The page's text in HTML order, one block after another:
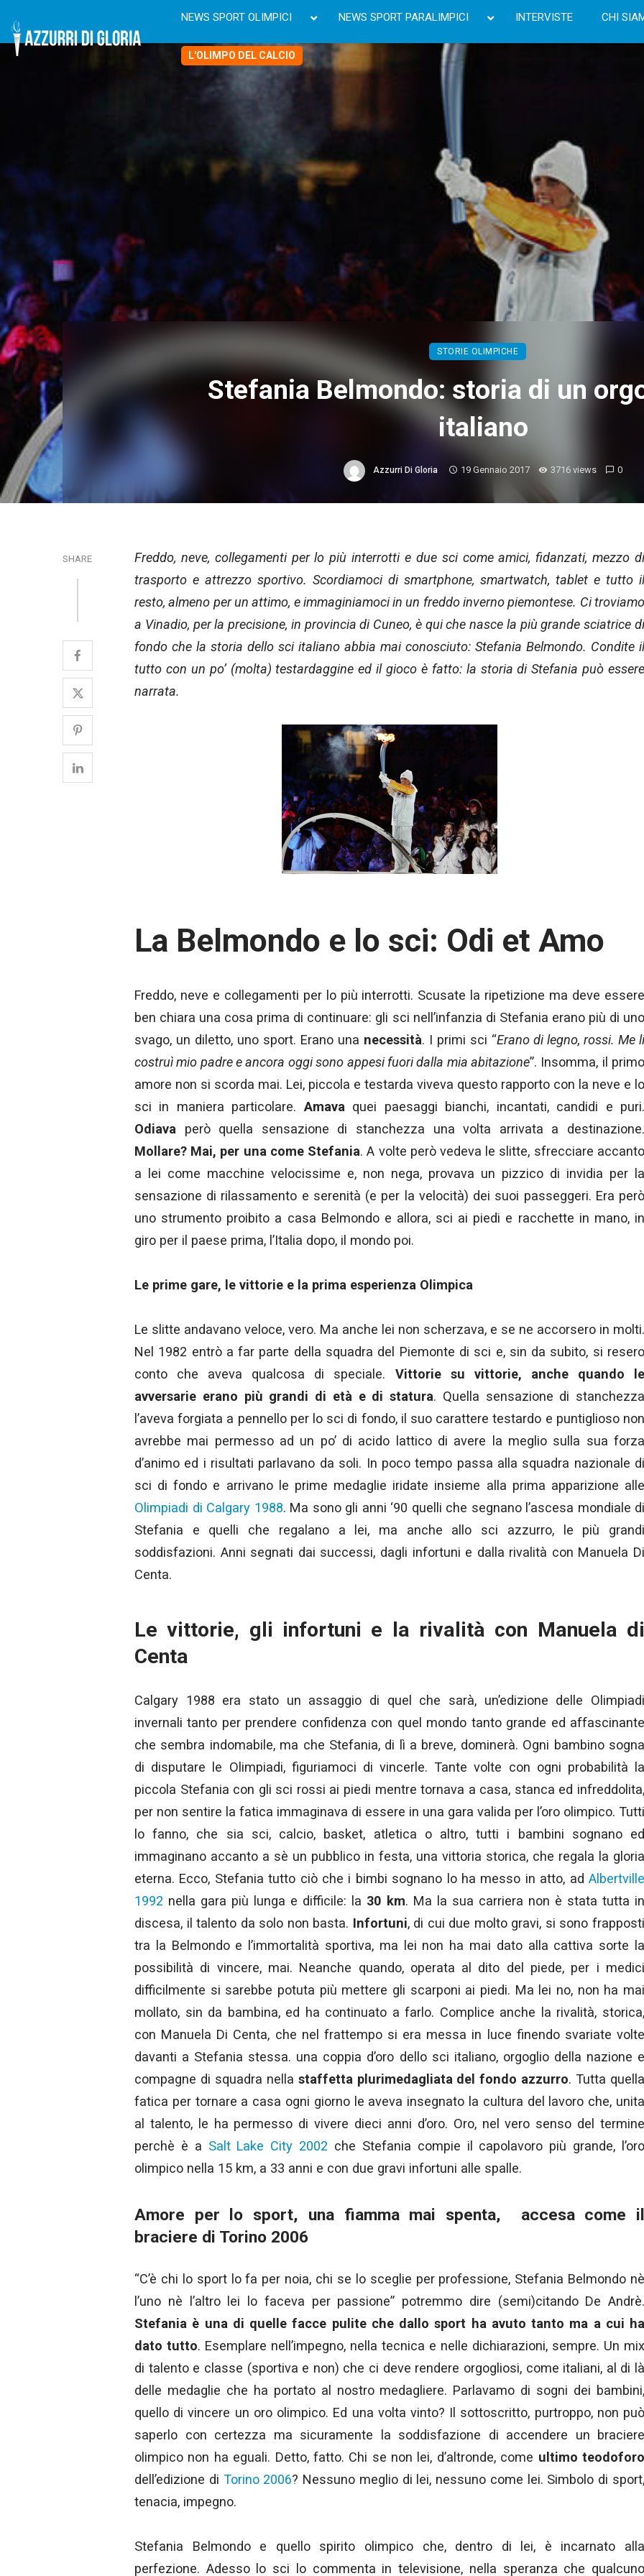
NEWS SPORT OLIMPICI NEWS SPORT PARALIMPICI INTERVISTE CHI
L'OLIMPO DEL CALCIO
STORIE OLIMPICHE
Stefania Belmondo: storia di un
italiano
Azzurri Di Gloria 19 Gennaio 2017 3716 views 0
SHARE
Freddo, neve, collegamenti per lo più interrotti e due sci come amici, fidanzati, mezzo di
trasporto e attrezzo sportivo. Scordiamoci di smartphone, smartwatch, tablet e tutto il
resto, almeno per un attimo, e immaginiamoci in un freddo inverno piemontese. Ci troviamo
a Vinadio, per la precisione, in provincia di Cuneo, è qui che nasce la più grande sciatrice di
fondo che la storia dello sci italiano abbia mai conosciuto: Stefania Belmondo. Condite il
tutto con un po’ (molta) testardaggine ed il gioco è fatto: la storia di Stefania può essere
narrata.
La Belmondo e lo sci: Odi et Amo
Freddo, neve e collegamenti per lo più interrotti. Scusate la ripetizione ma deve essere
ben chiara una cosa prima di continuare: gli sci nell’infanzia di Stefania erano più di uno
svago, un diletto, uno sport. Erano una necessità. I primi sci “Erano di legno, rossi. Me li
costruì mio padre e ancora oggi sono appesi fuori dalla mia abitazione”. Insomma, il
amore non si scorda mai. Lei, piccola e testarda viveva questo rapporto con la neve e lo
sci in maniera particolare. Amava quei paesaggi bianchi, incantati, candidi e
Odiava però quella sensazione di stanchezza una volta arrivata a destinazione.
Mollare? Mai, per una come Stefania. A volte però vedeva le slitte, sfrecciare accanto
a lei come macchine velocissime e, non nega, provava un pizzico di invidia per la
sensazione di rilassamento e serenità (e per la velocità) dei suoi passeggeri. Era però
uno strumento proibito a casa Belmondo e allora, sci ai piedi e racchette in mano, in
giro per il paese prima, l’Italia dopo, il mondo poi.
Le prime gare, le vittorie e la prima esperienza Olimpica
Le slitte andavano veloce, vero. Ma anche lei non scherzava, e se ne accorsero in molti.
Nel 1982 entrò a far parte della squadra del Piemonte di sci e, sin da subito, si resero
conto che aveva qualcosa di speciale. Vittorie su vittorie, anche quando
avversarie erano più grandi di età e di statura. Quella sensazione di stanchezza
l’aveva forgiata a pennello per lo sci di fondo, il suo carattere testardo e puntiglioso non
avrebbe mai permesso ad un po’ di acido lattico di avere la meglio sulla sua forza
d’animo ed i risultati parlavano da soli. In poco tempo passa alla squadra nazionale di
sci di fondo e arrivano le prime medaglie iridate insieme alla prima apparizione alle
Olimpiadi di Calgary 1988. Ma sono gli anni ‘90 quelli che segnano l’ascesa mondiale di
Stefania e quelli che regalano a lei, ma anche allo sci azzurro, le più grandi
soddisfazioni. Anni segnati dai successi, dagli infortuni e dalla rivalità con Manuela Di
Centa.
Le vittorie, gli infortuni e la rivalità con Manuela di
Centa
Calgary 1988 era stato un assaggio di quel che sarà, un’edizione delle Olimpiadi
invernali tanto per prendere confidenza con quel mondo tanto grande ed affascinante
che sembra indomabile, ma che Stefania, di lì a breve, dominerà. Ogni bambino sogna
di disputare le Olimpiadi, figuriamoci di vincerle. Tante volte con ogni probabilità la
piccola Stefania con gli sci rossi ai piedi mentre tornava a casa, stanca ed infreddolita,
per non sentire la fatica immaginava di essere in una gara valida per l’oro olimpico. Tutti
lo fanno, che sia sci, calcio, basket, atletica o altro, tutti i bambini sognano ed
immaginano accanto a sè un pubblico in festa, una vittoria storica, che regala la gloria
eterna. Ecco, Stefania tutto ciò che i bimbi sognano lo ha messo in atto, ad Albertville
1992 nella gara più lunga e difficile: la 30 km. Ma la sua carriera non è stata tutta
discesa, il talento da solo non basta. Infortuni, di cui due molto gravi, si sono
tra la Belmondo e l’immortalità sportiva, ma lei non ha mai dato alla cattiva sorte la
possibilità di vincere, mai. Neanche quando, operata al dito del piede, per i medici
difficilmente si sarebbe potuta più mettere gli scarponi ai piedi. Ma lei no, non ha mai
mollato, sin da bambina, ed ha continuato a farlo. Complice anche la rivalità, storica,
con Manuela Di Centa, che nel frattempo si era messa in luce finendo svariate volte
davanti a Stefania stessa. una coppia d’oro dello sci italiano, orgoglio della nazione e
compagne di squadra nella staffetta plurimedagliata del fondo azzurro. Tutta
fatica per tornare a casa ogni giorno le aveva insegnato la cultura del lavoro che, unita
al talento, le ha permesso di vivere dieci anni d’oro. Oro, nel vero senso del termine
perchè è a Salt Lake City 2002 che Stefania compie il capolavoro più grande,
olimpico nella 15 km, a 33 anni e con due gravi infortuni alle spalle.
Amore per lo sport, una fiamma mai spenta, accesa come il
braciere di Torino 2006
“C’è chi lo sport lo fa per noia, chi se lo sceglie per professione, Stefania Belmondo nè
l’uno nè l’altro lei lo faceva per passione” potremmo dire (semi)citando De Andrè.
Stefania è una di quelle facce pulite che dallo sport ha avuto tanto ma a cui ha
dato tutto. Esemplare nell’impegno, nella tecnica e nelle dichiarazioni, sempre. Un mix
di talento e classe (sportiva e non) che ci deve rendere orgogliosi, come italiani, al di là
delle medaglie che ha portato al nostro medagliere. Parlavamo di sogni dei bambini,
quello di vincere un oro olimpico. Ed una volta vinto? Il sottoscritto, purtroppo, non può
saperlo con certezza ma sicuramente la soddisfazione di accendere un braciere
olimpico non ha eguali. Detto, fatto. Chi se non lei, d’altronde, come ultimo
dell’edizione di Torino 2006? Nessuno meglio di lei, nessuno come lei. Simbolo di
tenacia, impegno.
Stefania Belmondo e quello spirito olimpico che, dentro di lei, è incarnato alla
perfezione. Adesso lo sci lo commenta in televisione, nella speranza che qualcuno